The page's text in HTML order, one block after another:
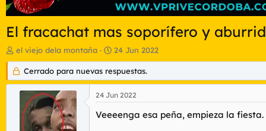
El fracachat mas soporífero y
I
n
i
c
el viejo dela montaña
F
e
c
h
a
d
e
24 Jun 2022
Cerrado para nuevas respuestas.
24 Jun 2022
Veeeenga esa peña, empieza la fiesta.